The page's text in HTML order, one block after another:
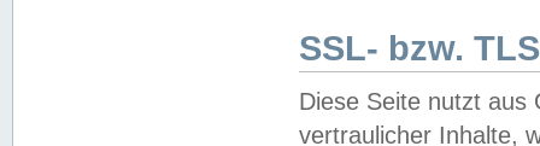
SSL- bzw.
Diese Seite nutzt aus
vertraulicher Inhalte,